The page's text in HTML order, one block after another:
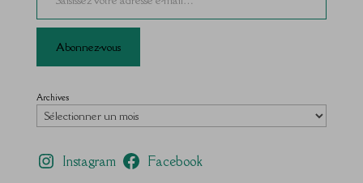
Abonnez-vous
Archives
Instagram Facebook